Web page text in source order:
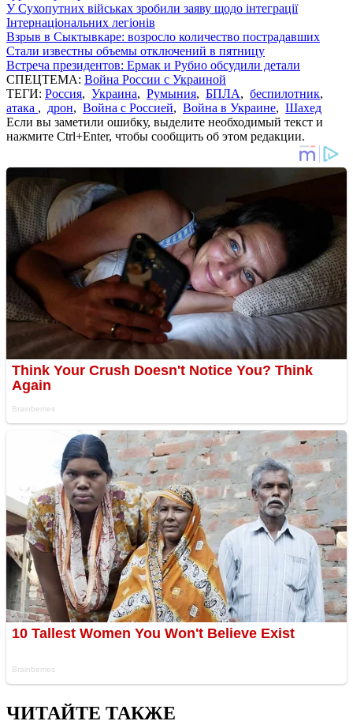
У Сухопутних військах зробили заяву щодо інтеграції
Інтернаціональних легіонів
Взрыв в Сыктывкаре: возросло количество пострадавших
Стали известны объемы отключений в пятницу
Встреча президентов: Ермак и Рубио обсудили детали
СПЕЦТЕМА: Война России с Украиной
ТЕГИ: Россия, Украина, Румыния, БПЛА, беспилотник,
атака , дрон, Война с Россией, Война в Украине, Шахед
Если вы заметили ошибку, выделите необходимый текст и
нажмите Ctrl+Enter, чтобы сообщить об этом редакции.
ЧИТАЙТЕ ТАКЖЕ